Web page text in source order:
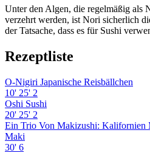
Unter den Algen, die regelmäßig als
verzehrt werden, ist Nori sicherlich
der Tatsache, dass es für Sushi
Rezeptliste
O-Nigiri Japanische Reisbällchen
10' 25' 2
Oshi Sushi
20' 25' 2
Ein Trio Von Makizushi: Kalifornien
Maki
30' 6